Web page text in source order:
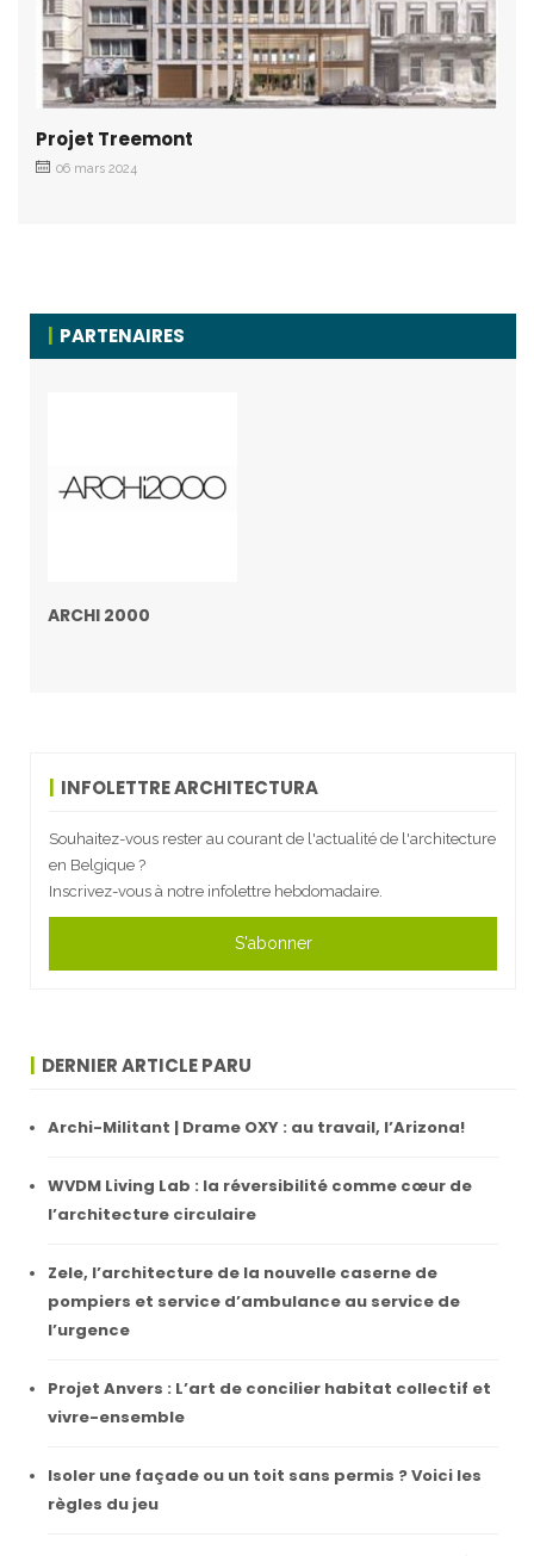
Projet Treemont
06 mars 2024
PARTENAIRES
ARCHI 2000
INFOLETTRE ARCHITECTURA
Souhaitez-vous rester au courant de l'actualité de l'architecture
en Belgique ?
Inscrivez-vous à notre infolettre hebdomadaire.
S'abonner
DERNIER ARTICLE PARU
Archi-Militant | Drame OXY : au travail, l’Arizona!
WVDM Living Lab : la réversibilité comme cœur de
l’architecture circulaire
Zele, l’architecture de la nouvelle caserne de
pompiers et service d’ambulance au service de
l’urgence
Projet Anvers : L’art de concilier habitat collectif et
vivre-ensemble
Isoler une façade ou un toit sans permis ? Voici les
règles du jeu